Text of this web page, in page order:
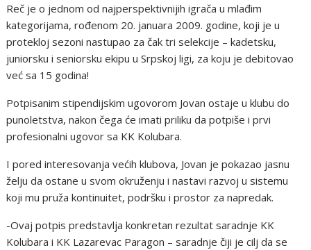
Reč je o jednom od najperspektivnijih igrača u mlađim
kategorijama, rođenom 20. januara 2009. godine, koji je u
protekloj sezoni nastupao za čak tri selekcije – kadetsku,
juniorsku i seniorsku ekipu u Srpskoj ligi, za koju je debitovao
već sa 15 godina!
Potpisanim stipendijskim ugovorom Jovan ostaje u klubu do
punoletstva, nakon čega će imati priliku da potpiše i prvi
profesionalni ugovor sa KK Kolubara.
I pored interesovanja većih klubova, Jovan je pokazao jasnu
želju da ostane u svom okruženju i nastavi razvoj u sistemu
koji mu pruža kontinuitet, podršku i prostor za napredak.
-Ovaj potpis predstavlja konkretan rezultat saradnje KK
Kolubara i KK Lazarevac Paragon – saradnje čiji je cilj da se